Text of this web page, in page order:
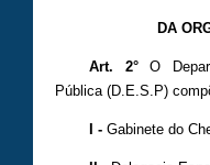
DA
Art. 2°O
Pública (D.E.S.P)
I -Gabinete do